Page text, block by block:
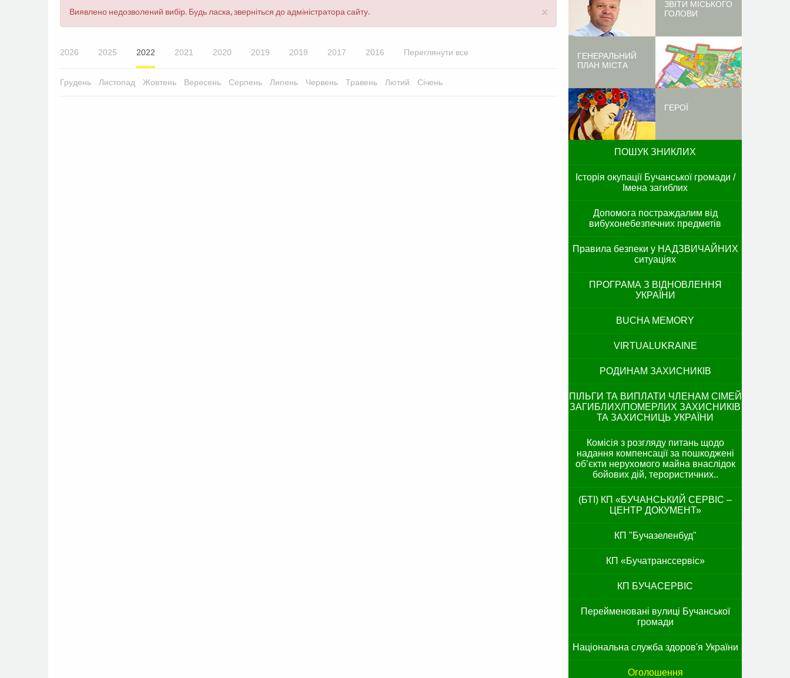
×
Повідомлення
Виявлено недозволений вибір. Будь ласка, зверніться до адміністратора сайту.
2026 2025 2022 2021 2020 2019 2018 2017 2016 Переглянути все
Грудень Листопад Жовтень Вересень Серпень Липень Червень Травень Лютий Січень
ЗВІТИ МІСЬКОГО
ГОЛОВИ
ГЕНЕРАЛЬНИЙ
ПЛАН МІСТА
ГЕРОЇ
ПОШУК ЗНИКЛИХ
Історія окупації Бучанської громади /
Імена загиблих
Допомога постраждалим від
вибухонебезпечних предметів
Правила безпеки у НАДЗВИЧАЙНИХ
ситуаціях
ПРОГРАМА З ВІДНОВЛЕННЯ
УКРАЇНИ
BUCHA MEMORY
VIRTUALUKRAINE
РОДИНАМ ЗАХИСНИКІВ
ПІЛЬГИ ТА ВИПЛАТИ ЧЛЕНАМ СІМЕЙ
ЗАГИБЛИХ/ПОМЕРЛИХ ЗАХИСНИКІВ
ТА ЗАХИСНИЦЬ УКРАЇНИ
Комісія з розгляду питань щодо
надання компенсації за пошкоджені
об’єкти нерухомого майна внаслідок
бойових дій, терористичних..
(БТІ) КП «БУЧАНСЬКИЙ СЕРВІС –
ЦЕНТР ДОКУМЕНТ»
КП "Бучазеленбуд"
КП «Бучатранссервіс»
КП БУЧАСЕРВІС
Перейменовані вулиці Бучанської
громади
Національна служба здоров'я України
Оголошення